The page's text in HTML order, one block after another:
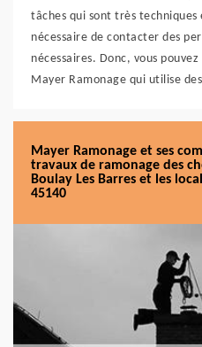
tâches qui sont très
nécessaire de contacter des
nécessaires. Donc, vous
Mayer Ramonage qui utilise
Mayer Ramonage et ses
travaux de ramonage des
Boulay Les Barres et les
45140